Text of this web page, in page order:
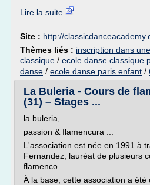
Lire la suite
Site : http://
Thèmes liés : inscription dans
classique / ecole danse classique
danse / ecole danse paris enfant /
La Buleria - Cours de
(31) – Stages ...
la buleria,
passion & flamencura ...
L'association est née en 1991 à
Fernandez, lauréat de plusieurs
flamenco.
À la base, cette association a été